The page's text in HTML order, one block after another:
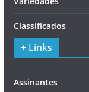
Classificados
+ Links
Assinantes